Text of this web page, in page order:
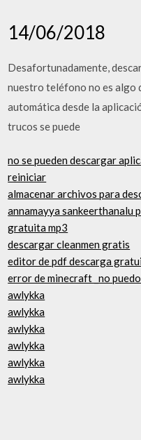
14/06/2018
Desafortunadamente,
nuestro teléfono no es algo
automática desde la
trucos se puede
no se pueden descargar
reiniciar
almacenar archivos para
annamayya sankeerthanalu
gratuita mp3
descargar cleanmen gratis
editor de pdf descarga
error de minecraft _no
awlykka
awlykka
awlykka
awlykka
awlykka
awlykka